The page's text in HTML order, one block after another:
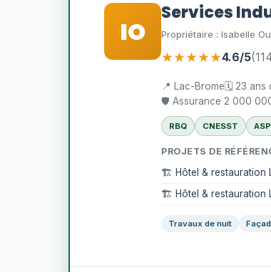
IO
Services
Propriétaire : Isabelle
★★★★★4.6/5
📍 Lac-Brome🗓️ 23 ans
🛡️ Assurance 2 000
RBQ CNESST
PROJETS DE
🏗️ Hôtel & restauration
🏗️ Hôtel & restauration
Travaux de nuit